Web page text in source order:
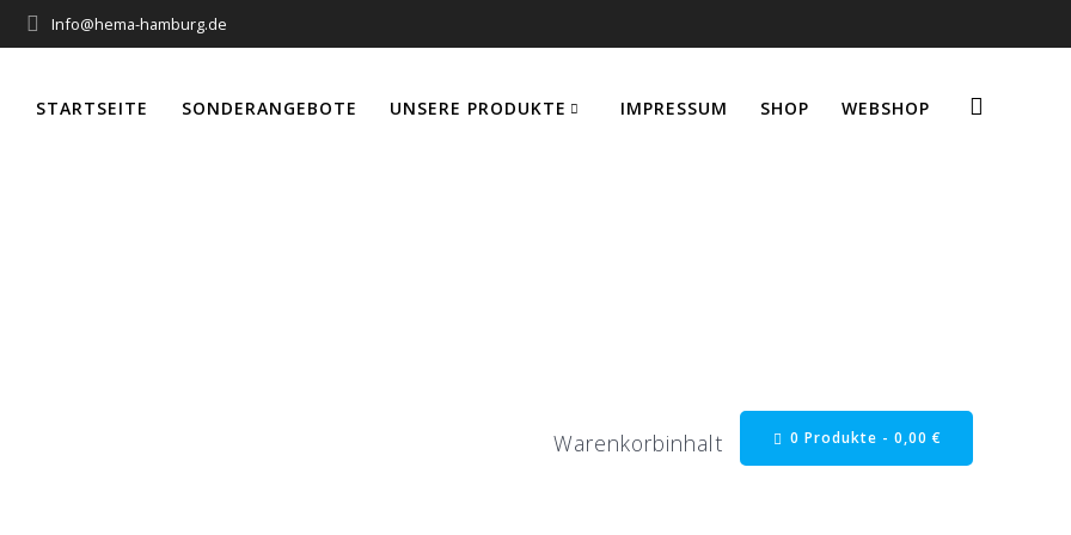
Info@hema-hamburg.de
STARTSEITE SONDERANGEBOTE UNSERE PRODUKTE IMPRESSUM SHOP WEBSHOP
Warenkorbinhalt 0 Produkte - 0,00 €